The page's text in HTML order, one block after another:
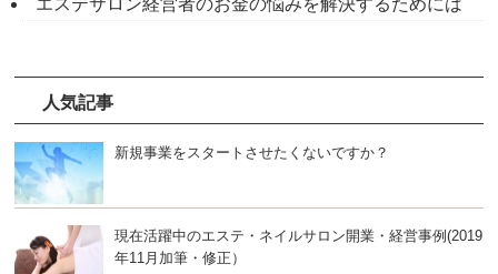
人気記事
新規事業をスタートさせたくないですか？
現在活躍中のエステ・ネイルサロン開業・経営事例(2019
年11月加筆・修正）